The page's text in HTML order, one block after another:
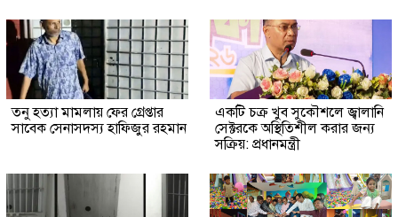
তনু হত্যা মামলায় ফের গ্রেপ্তার
সাবেক সেনাসদস্য হাফিজুর রহমান
একটি চক্র খুব সুকৌশলে জ্বালানি
সেক্টরকে অস্থিতিশীল করার জন্য
সক্রিয়: প্রধানমন্ত্রী